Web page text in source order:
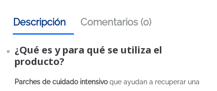
Descripción Comentarios (0)
¿Qué es y para qué se utiliza el
producto?
Parches de cuidado intensivoque ayudan a recuperar una